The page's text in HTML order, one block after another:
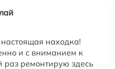
находка!
и с вниманием к
ремонтирую здесь